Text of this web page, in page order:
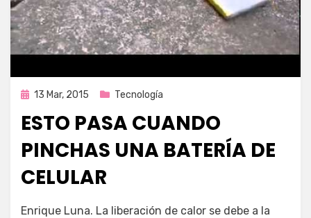
Publicada
13 Mar, 2015 Tecnología
ESTO PASA CUANDO
PINCHAS UNA BATERÍA DE
CELULAR
por Enrique
Enrique Luna. La liberación de calor se debe a la